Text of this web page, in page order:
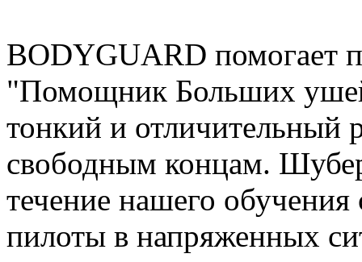
BODYGUARD помогает
"Помощник Больших
тонкий и
свободным концам.
течение нашего
пилоты в напряженных